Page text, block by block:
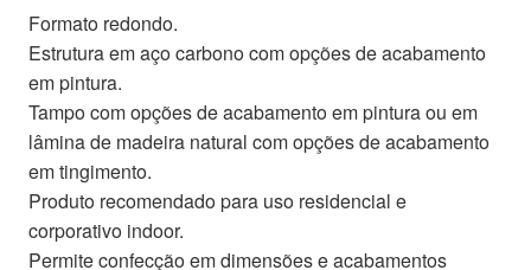
Formato redondo.
Estrutura em aço carbono com opções de acabamento
em pintura.
Tampo com opções de acabamento em pintura ou em
lâmina de madeira natural com opções de acabamento
em tingimento.
Produto recomendado para uso residencial e
corporativo indoor.
Permite confecção em dimensões e acabamentos